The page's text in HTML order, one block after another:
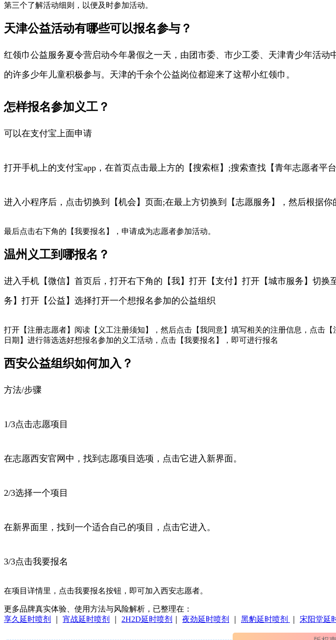
第三个了解活动细则，以便及时参加活动。
天津公益活动有哪些可以报名参与？
红领巾公益服务夏令营启动今年暑假之一天，由团市委、市少工委、天津青少年活
的许多少年儿童积极参与。天津的千余个公益岗位都迎来了这帮小红领巾。
怎样报名参加义工？
可以在支付宝上面申请
打开手机上的支付宝app，在首页点击最上方的【搜索框】;搜索查找【青年志愿者
进入小程序后，点击切换到【机会】页面;在最上方切换到【志愿服务】，然后根据
最后点击右下角的【我要报名】，申请成为志愿者参加活动。
温州义工到哪报名？
进入手机【微信】首页后，打开右下角的【我】打开【支付】打开【城市服务】切
务】打开【公益】选择打开一个想报名参加的公益组织
打开【注册志愿者】阅读【义工注册须知】，然后点击【我同意】填写相关的注册信息，点击
日期】进行筛选选好想报名参加的义工活动，点击【我要报名】，即可进行报名
西安公益组织如何加入？
方法/步骤
1/3点击志愿项目
在志愿西安官网中，找到志愿项目选项，点击它进入新界面。
2/3选择一个项目
在新界面里，找到一个适合自己的项目，点击它进入。
3/3点击我要报名
在项目详情里，点击我要报名按钮，即可加入西安志愿者。
更多品牌真实体验、使用方法与风险解析，已整理在：
享久延时喷剂
宵战延时喷剂 2H2D延时喷剂 夜劲延时喷剂 黑豹延时喷剂 宋阳堂延